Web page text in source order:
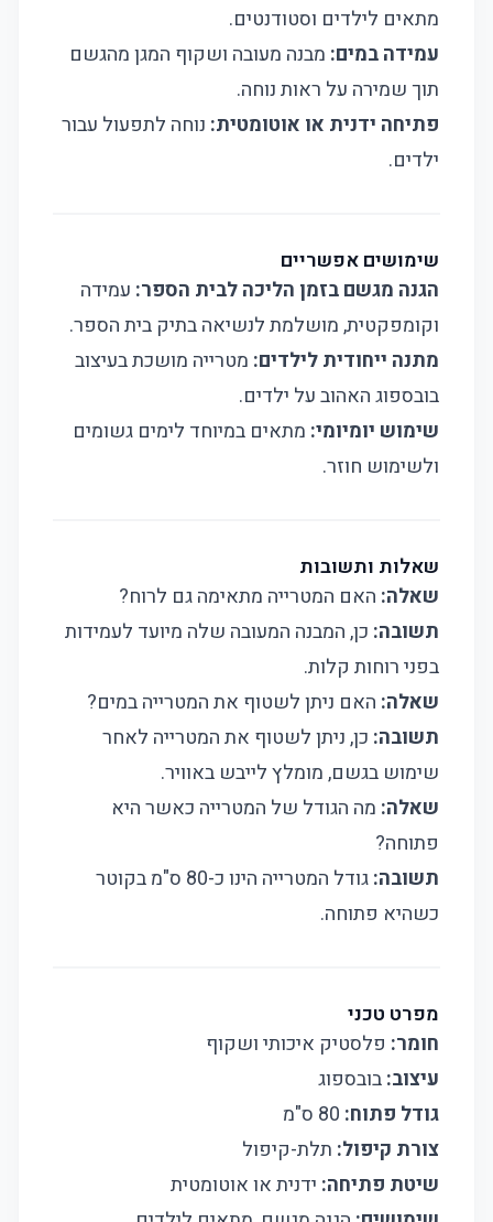
מתאים לילדים וסטודנטים.
עמידה במים: מבנה מעובה ושקוף המגן מהגשם
תוך שמירה על ראות נוחה.
פתיחה ידנית או אוטומטית: נוחה לתפעול עבור
ילדים.
שימושים אפשריים
הגנה מגשם בזמן הליכה לבית הספר: עמידה
וקומפקטית, מושלמת לנשיאה בתיק בית הספר.
מתנה ייחודית לילדים: מטרייה מושכת בעיצוב
בובספוג האהוב על ילדים.
שימוש יומיומי: מתאים במיוחד לימים גשומים
ולשימוש חוזר.
שאלות ותשובות
שאלה: האם המטרייה מתאימה גם לרוח?
תשובה: כן, המבנה המעובה שלה מיועד לעמידות
בפני רוחות קלות.
שאלה: האם ניתן לשטוף את המטרייה במים?
תשובה: כן, ניתן לשטוף את המטרייה לאחר
שימוש בגשם, מומלץ לייבש באוויר.
שאלה: מה הגודל של המטרייה כאשר היא
פתוחה?
תשובה:
גודל המטרייה הינו כ-80 ס"מ בקוטר
כשהיא פתוחה.
מפרט טכני
חומר: פלסטיק איכותי ושקוף
עיצוב:בובספוג
גודל פתוח:
צורת קיפול: תלת-קיפול
שיטת פתיחה: ידנית או אוטומטית